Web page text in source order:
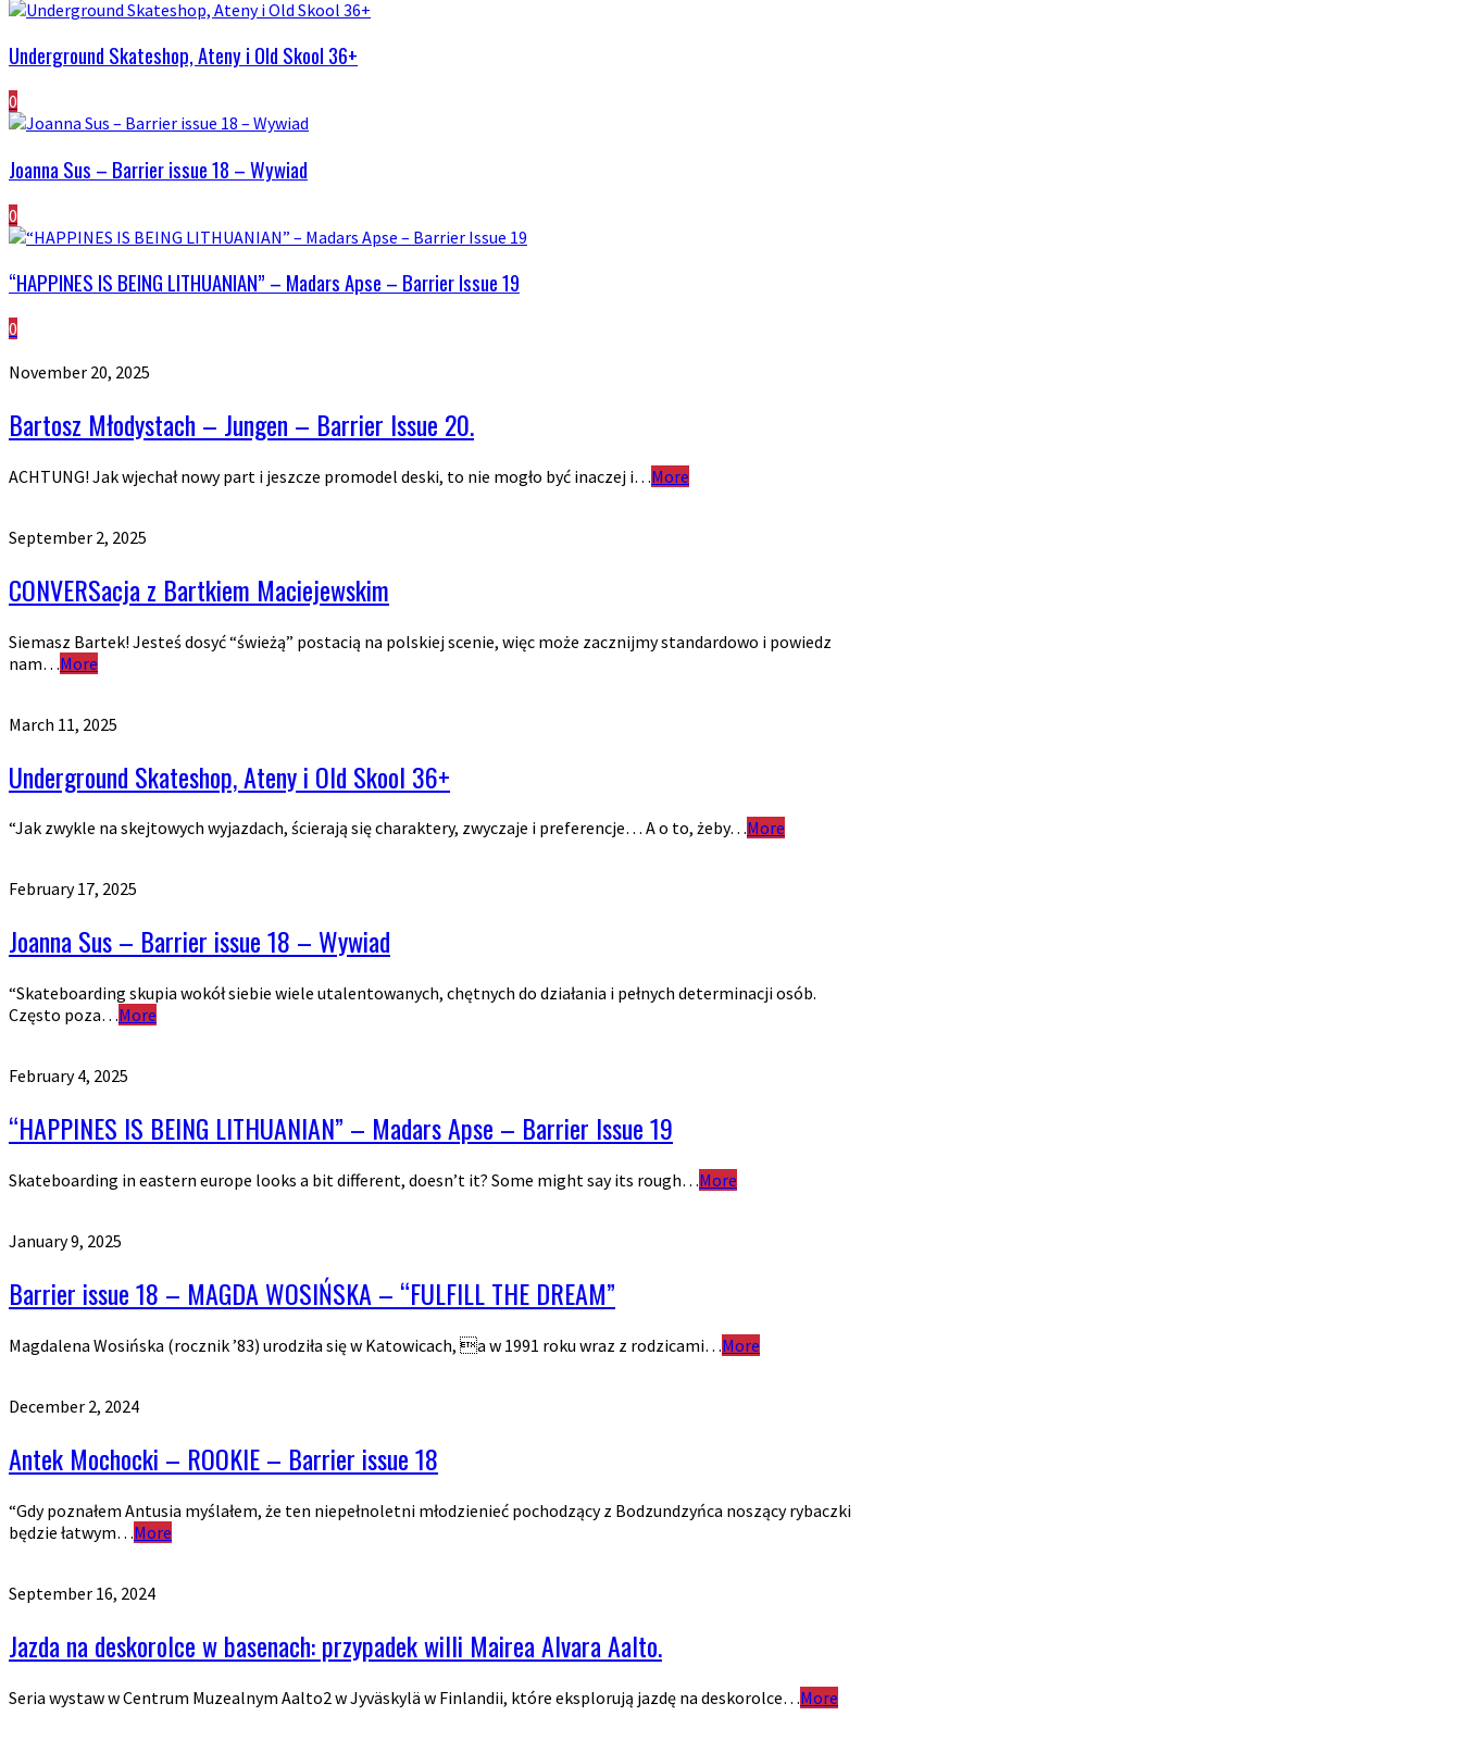
Underground Skateshop, Ateny i Old Skool 36+
0
Joanna Sus – Barrier issue 18 – Wywiad
0
“HAPPINES IS BEING LITHUANIAN” – Madars Apse – Barrier Issue 19
0
November 20, 2025
Bartosz Młodystach – Jungen – Barrier Issue 20.
ACHTUNG! Jak wjechał nowy part i jeszcze promodel deski, to nie mogło być inaczej i…More
September 2, 2025
CONVERSacja z Bartkiem Maciejewskim
Siemasz Bartek! Jesteś dosyć “świeżą” postacią na polskiej scenie, więc może zacznijmy standardowo i powiedz
nam…More
March 11, 2025
Underground Skateshop, Ateny i Old Skool 36+
“Jak zwykle na skejtowych wyjazdach, ścierają się charaktery, zwyczaje i preferencje… A o to, żeby…More
February 17, 2025
Joanna Sus – Barrier issue 18 – Wywiad
“Skateboarding skupia wokół siebie wiele utalentowanych, chętnych do działania i pełnych determinacji osób.
Często poza…More
February 4, 2025
“HAPPINES IS BEING LITHUANIAN” – Madars Apse – Barrier Issue 19
Skateboarding in eastern europe looks a bit different, doesn’t it? Some might say its rough…More
January 9, 2025
Barrier issue 18 – MAGDA WOSIŃSKA – “FULFILL THE DREAM”
Magdalena Wosińska (rocznik ’83) urodziła się w Katowicach, a w 1991 roku wraz z rodzicami…More
December 2, 2024
Antek Mochocki – ROOKIE – Barrier issue 18
“Gdy poznałem Antusia myślałem, że ten niepełnoletni młodzienieć pochodzący z Bodzundzyńca noszący rybaczki
będzie łatwym…More
September 16, 2024
Jazda na deskorolce w basenach: przypadek willi Mairea Alvara Aalto.
Seria wystaw w Centrum Muzealnym Aalto2 w Jyväskylä w Finlandii, które eksplorują jazdę na deskorolce…More